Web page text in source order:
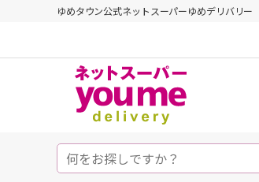
ゆめタウン公式ネットスーパーゆめデリバリー